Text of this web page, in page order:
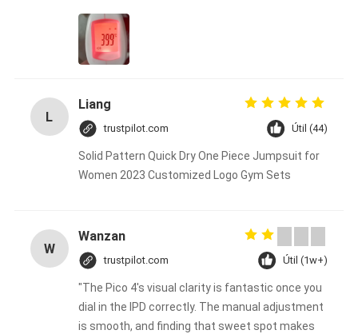
L
Liang
trustpilot.com Útil (44)
Solid Pattern Quick Dry One Piece Jumpsuit for
Women 2023 Customized Logo Gym Sets
W
Wanzan
trustpilot.com Útil (1w+)
"The Pico 4's visual clarity is fantastic once you
dial in the IPD correctly. The manual adjustment
is smooth, and finding that sweet spot makes